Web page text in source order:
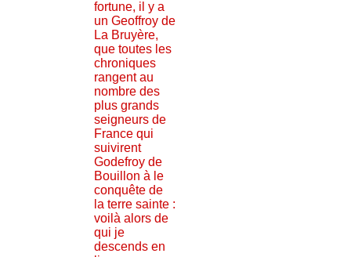
fortune, il y a
un Geoffroy de
La Bruyère,
que toutes les
chroniques
rangent au
nombre des
plus grands
seigneurs de
France qui
suivirent
Godefroy de
Bouillon à le
conquête de
la terre sainte :
voilà alors de
qui je
descends en